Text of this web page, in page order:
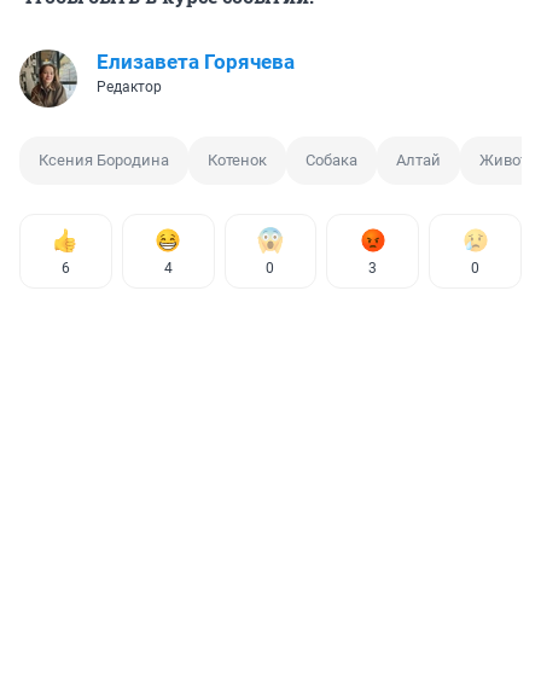
Елизавета Горячева
Редактор
Ксения Бородина Котенок Собака Алтай
6 4 0 3 0